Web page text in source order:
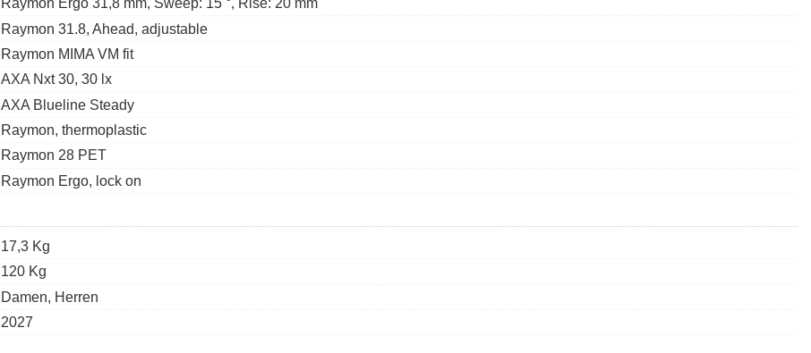
Raymon Ergo 31,8 mm, Sweep: 15 °, Rise: 20 mm
Raymon 31.8, Ahead, adjustable
Raymon MIMA VM fit
AXA Nxt 30, 30 lx
AXA Blueline Steady
Raymon, thermoplastic
Raymon 28 PET
Raymon Ergo, lock on
17,3 Kg
120 Kg
Damen, Herren
2027